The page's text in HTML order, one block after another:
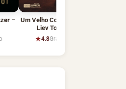
–
Um Velho Conhecido –
Liev Tolstói
★4.8Gratuito